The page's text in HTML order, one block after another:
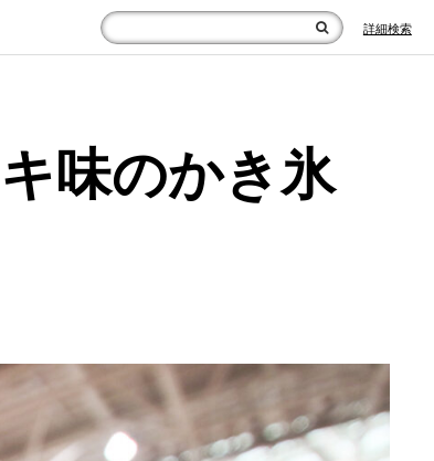
詳細検索
味のかき氷